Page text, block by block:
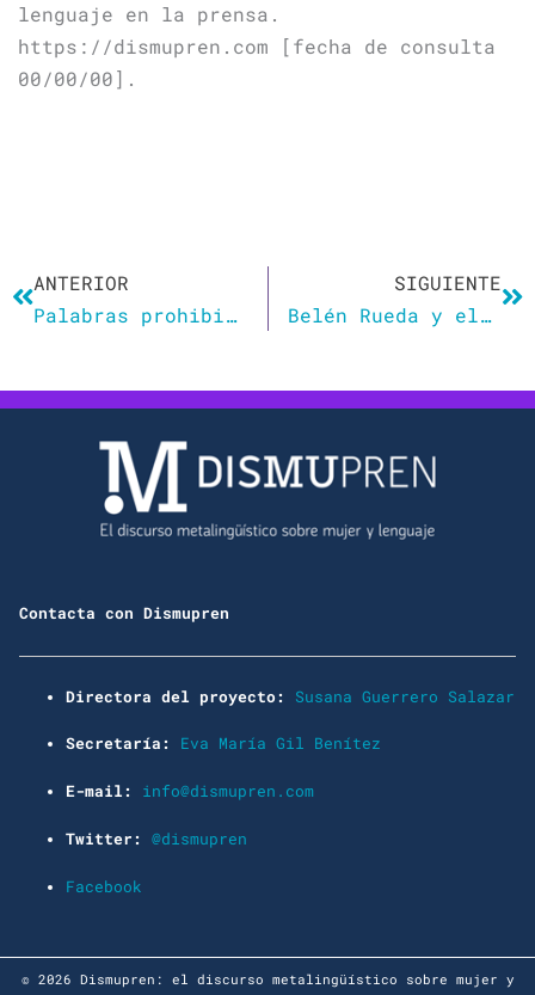
lenguaje en la prensa.
https://dismupren.com [fecha de consulta
00/00/00].
ANTERIOR
Palabras prohibidas o neolenguaje
SIGUIENTE
Belén Rueda y el síndrome de la ‘niña-madre’ del cine
Contacta con Dismupren
Directora del proyecto: Susana Guerrero Salazar
Secretaría: Eva María Gil Benítez
E-mail: info@dismupren.com
Twitter: @dismupren
Facebook
© 2026 Dismupren: el discurso metalingüístico sobre mujer y